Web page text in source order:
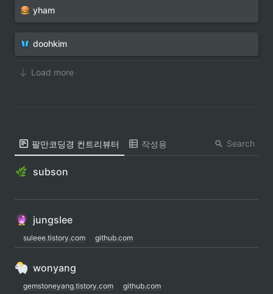
yham
doohkim
Load more
팔만코딩경 컨트리뷰터 작성용 Search
subson
jungslee
suleee.tistory.com github.com
wonyang
gemstoneyang.tistory.com github.com